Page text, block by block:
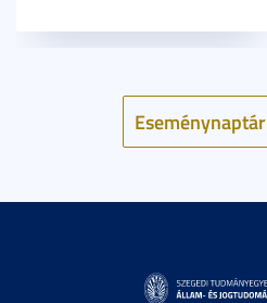
Eseménynaptár